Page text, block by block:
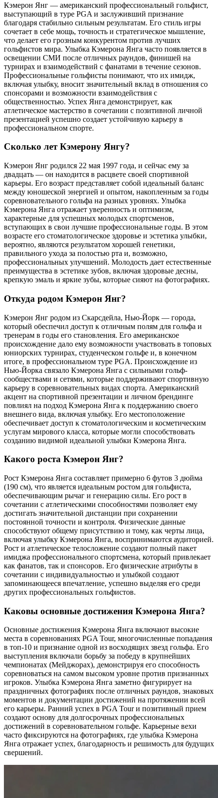
Кэмерон Янг — американский профессиональный гольфист,
выступающий в туре PGA и заслуживший признание
благодаря стабильно сильным результатам. Его стиль игры
сочетает в себе мощь, точность и стратегическое мышление,
что делает его грозным конкурентом против лучших
гольфистов мира. Улыбка Кэмерона Янга часто появляется в
освещении СМИ после отличных раундов, финишей на
турнирах и взаимодействий с фанатами в течение сезонов.
Профессиональные гольфисты понимают, что их имидж,
включая улыбку, вносит значительный вклад в отношения со
спонсорами и возможности взаимодействия с
общественностью. Успех Янга демонстрирует, как
атлетическое мастерство в сочетании с позитивной личной
презентацией успешно создает устойчивую карьеру в
профессиональном спорте.
Сколько лет Кэмерону Янгу?
Кэмерон Янг родился 22 мая 1997 года, и сейчас ему за
двадцать — он находится в расцвете своей спортивной
карьеры. Его возраст представляет собой идеальный баланс
между юношеской энергией и опытом, накопленным за годы
соревновательного гольфа на разных уровнях. Улыбка
Кэмерона Янга отражает уверенность и оптимизм,
характерные для успешных молодых спортсменов,
вступающих в свои лучшие профессиональные годы. В этом
возрасте его стоматологическое здоровье и эстетика улыбки,
вероятно, являются результатом хорошей генетики,
правильного ухода за полостью рта и, возможно,
профессиональных улучшений. Молодость дает естественные
преимущества в эстетике зубов, включая здоровые десны,
крепкую эмаль и яркие зубы, которые сияют на фотографиях.
Откуда родом Кэмерон Янг?
Кэмерон Янг родом из Скарсдейла, Нью-Йорк — города,
который обеспечил доступ к отличным полям для гольфа и
тренерам в годы его становления. Его американское
происхождение дало ему возможности участвовать в топовых
юниорских турнирах, студенческом гольфе и, в конечном
итоге, в профессиональном туре PGA. Происхождение из
Нью-Йорка связало Кэмерона Янга с сильными гольф-
сообществами и сетями, которые поддерживают спортивную
карьеру в соревновательных видах спорта. Американский
акцент на спортивной презентации и личном брендинге
повлиял на подход Кэмерона Янга к поддержанию своего
внешнего вида, включая улыбку. Его местоположение
обеспечивает доступ к стоматологическим и косметическим
услугам мирового класса, которые могли способствовать
созданию видимой идеальной улыбки Кэмерона Янга.
Какого роста Кэмерон Янг?
Рост Кэмерона Янга составляет примерно 6 футов 3 дюйма
(190 см), что является идеальным ростом для гольфиста,
обеспечивающим рычаг и генерацию силы. Его рост в
сочетании с атлетическими способностями позволяет ему
достигать значительной дистанции при сохранении
постоянной точности и контроля. Физические данные
способствуют общему присутствию и тому, как черты лица,
включая улыбку Кэмерона Янга, воспринимаются аудиторией.
Рост и атлетическое телосложение создают полный пакет
имиджа профессионального спортсмена, который привлекает
как фанатов, так и спонсоров. Его физические атрибуты в
сочетании с индивидуальностью и улыбкой создают
запоминающееся впечатление, успешно выделяя его среди
других профессиональных гольфистов.
Каковы основные достижения Кэмерона Янга?
Основные достижения Кэмерона Янга включают высокие
места в соревнованиях PGA Tour, многочисленные попадания
в топ-10 и признание одной из восходящих звезд гольфа. Его
выступления включали борьбу за победу в крупнейших
чемпионатах (Мейджорах), демонстрируя его способность
соревноваться на самом высоком уровне против признанных
игроков. Улыбка Кэмерона Янга заметно фигурирует на
праздничных фотографиях после отличных раундов, знаковых
моментов и документации достижений на протяжении всей
его карьеры. Ранний успех в PGA Tour и позитивный прием
создают основу для долгосрочных профессиональных
достижений в соревновательном гольфе. Карьерные вехи
часто фиксируются на фотографиях, где улыбка Кэмерона
Янга отражает успех, благодарность и решимость для будущих
свершений.